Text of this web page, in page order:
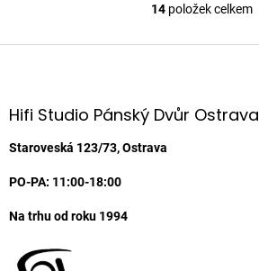
O
l
c
14položek celkem
Z
aHifi Studio Pánský Dvůr Ostrava
Staroveská 123/73, Ostrava
PO-PA: 11:00-18:00
Na trhu od roku 1994